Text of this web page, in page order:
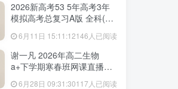
2026新高考53 5年高考3年
模拟高考总复习A版 全科(无
6月11日 15:11:12146人已阅读
谢一凡 2026年高二生物
a+下学期寒春班网课直播教
6月28日 09:31:30117人已阅读